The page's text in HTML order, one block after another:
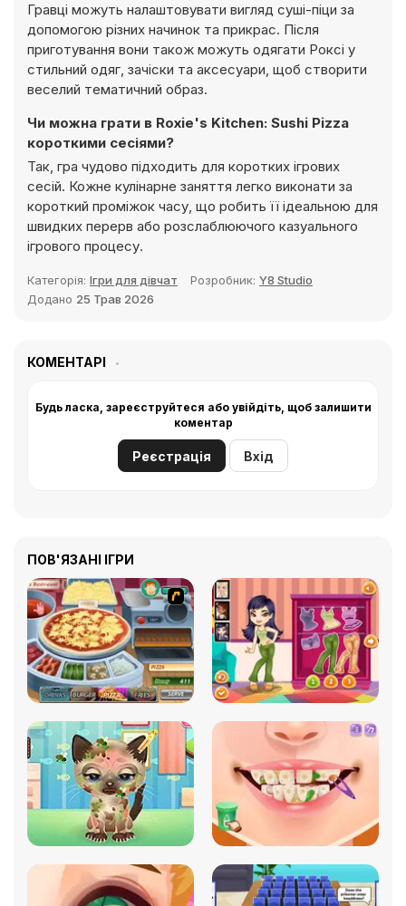
Гравці можуть налаштовувати вигляд суші-піци за
допомогою різних начинок та прикрас. Після
приготування вони також можуть одягати Роксі у
стильний одяг, зачіски та аксесуари, щоб створити
веселий тематичний образ.
Чи можна грати в Roxie's Kitchen: Sushi Pizza
короткими сесіями?
Так, гра чудово підходить для коротких ігрових
сесій. Кожне кулінарне заняття легко виконати за
короткий проміжок часу, що робить її ідеальною для
швидких перерв або розслаблюючого казуального
ігрового процесу.
Категорія: Ігри для дівчат Розробник: Y8 Studio
Додано 25 Трав 2026
КОМЕНТАРІ
Будь ласка, зареєструйтеся або увійдіть, щоб залишити
коментар
Реєстрація Вхід
ПОВ'ЯЗАНІ ІГРИ